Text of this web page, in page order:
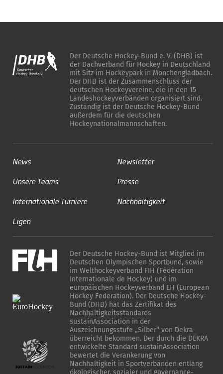
Der Deutsche Hockey-Bund e. V. (DHB) ist
der Dachverband für Hockey in Deutschland
mit Sitz im Hockeypark in Mönchengladbach.
Der DHB ist der Zusammenschluss der
deutschen Hockeyvereine, die in den 15
Landeshockeyverbänden organisiert sind.
Zuständig ist der Deutsche Hockey-Bund
außerdem für die deutschen
Hockeynationalmannschaften.
News
Unsere Teams
Internationale Turniere
Ligen
Newsletter
Presse
Nachhaltigkeit
Der Deutsche Hockey-Bund ist Mitglied im
Deutschen Olympischen Sportbund, sowie
im Welthockeyverband FIH (Fédération
Internationale de Hockey) und im
europäischen Hockeyverband EH (European
Hockey Federation). Der Deutsche Hockey-
Bund (DHB) hat das Zertifikat des
Nachhaltigkeitsstandards
sustainAssociation in der
Auszeichnungsstufe „Silber“ von Dekra
überreicht bekommen. Der durch die DEKRA
entwickelte Standard sustainAssociation
bewertet die Verankerung von
Nachhaltigkeit in Sportverbänden entlang